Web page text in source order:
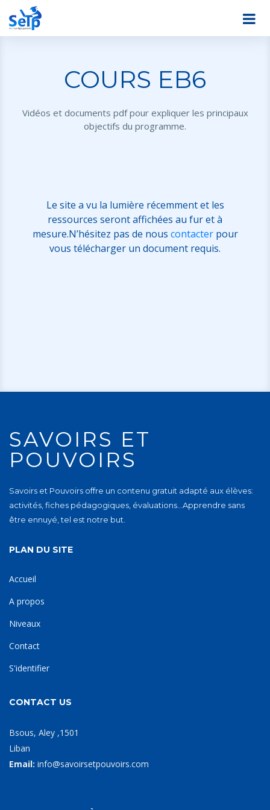
COURS EB6
Vidéos et documents pdf pour expliquer les principaux
objectifs du programme.
Le site a vu la lumière récemment et les
ressources seront affichées au fur et à
mesure.N’hésitez pas de nous contacterpour
vous télécharger un document requis.
SAVOIRS ET
POUVOIRS
Savoirs et Pouvoirs offre un contenu gratuit adapté aux élèves:
activités, fiches pédagogiques, évaluations…Apprendre sans
être ennuyé, tel est notre but.
PLAN DU SITE
Accueil
A propos
Niveaux
Contact
S'identifier
CONTACT US
Bsous, Aley ,1501
Liban
Email: info@savoirsetpouvoirs.com